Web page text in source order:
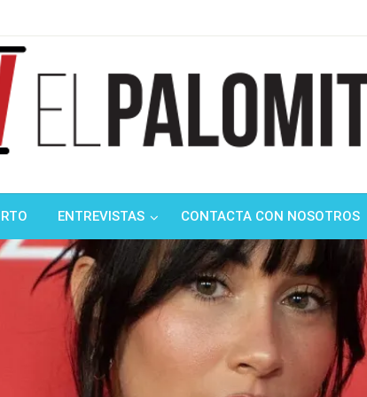
ENTREVISTAS CONTACTA CON NOSOTROS